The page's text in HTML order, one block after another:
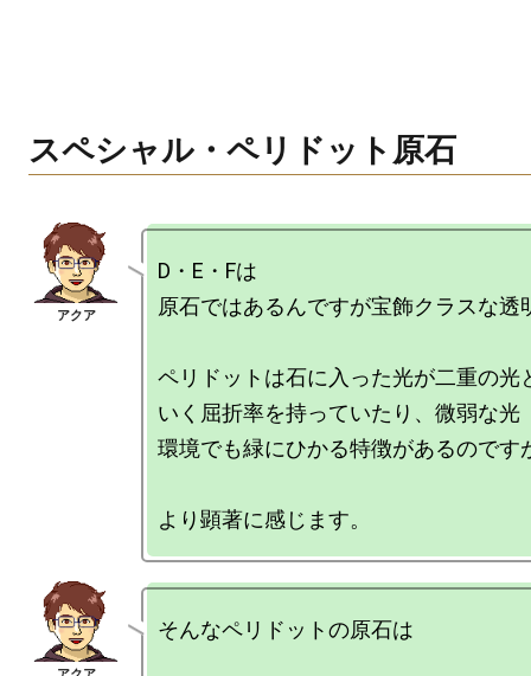
スペシャル・ペリドット原石
D・E・Fは
原石ではあるんですが宝飾クラスな透
ペリドットは石に入った光が二重の光
いく屈折率を持っていたり、微弱な光
環境でも緑にひかる特徴があるのです
そんなペリドットの原石は